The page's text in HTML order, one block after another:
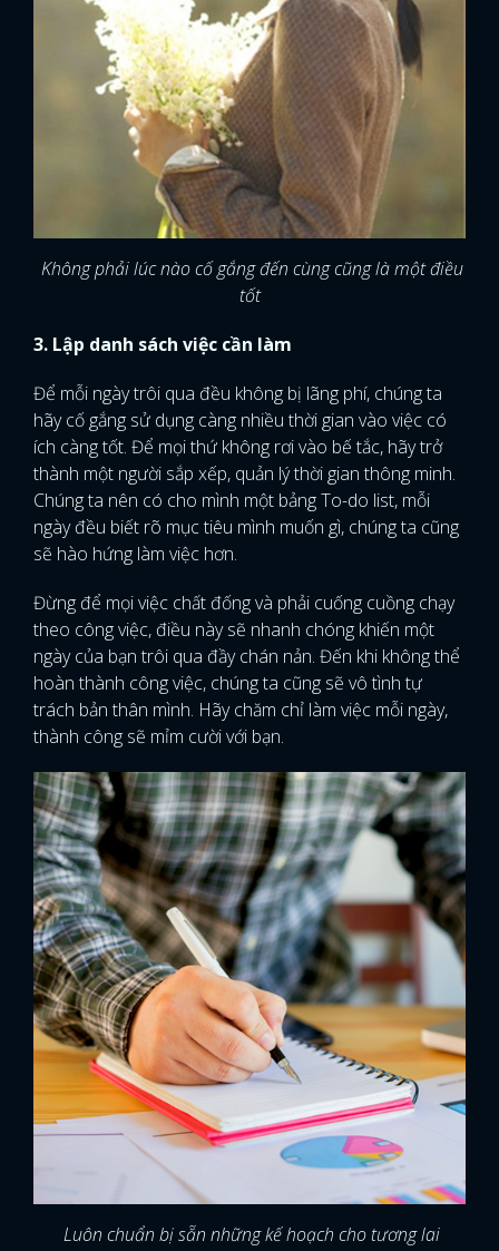
Không phải lúc nào cố gắng đến cùng cũng là một điều
tốt
3. Lập danh sách việc cần làm
Để mỗi ngày trôi qua đều không bị lãng phí, chúng ta
hãy cố gắng sử dụng càng nhiều thời gian vào việc có
ích càng tốt. Để mọi thứ không rơi vào bế tắc, hãy trở
thành một người sắp xếp, quản lý thời gian thông minh.
Chúng ta nên có cho mình một bảng To-do list, mỗi
ngày đều biết rõ mục tiêu mình muốn gì, chúng ta cũng
sẽ hào hứng làm việc hơn.
Đừng để mọi việc chất đống và phải cuống cuồng chạy
theo công việc, điều này sẽ nhanh chóng khiến một
ngày của bạn trôi qua đầy chán nản. Đến khi không thể
hoàn thành công việc, chúng ta cũng sẽ vô tình tự
trách bản thân mình. Hãy chăm chỉ làm việc mỗi ngày,
thành công sẽ mỉm cười với bạn.
Luôn chuẩn bị sẵn những kế hoạch cho tương lai